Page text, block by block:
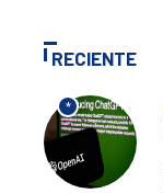
RECIENTE
*